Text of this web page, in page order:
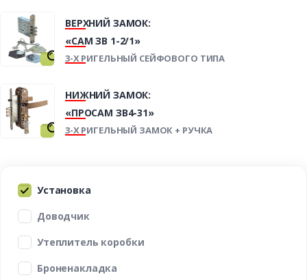
ВЕРХНИЙ ЗАМОК:
«САМ ЗВ 1-2/1»
3-Х РИГЕЛЬНЫЙ СЕЙФОВОГО ТИПА
НИЖНИЙ ЗАМОК:
«ПРОСАМ ЗВ4-31»
3-Х РИГЕЛЬНЫЙ ЗАМОК + РУЧКА
Установка
Доводчик
Утеплитель коробки
Броненакладка